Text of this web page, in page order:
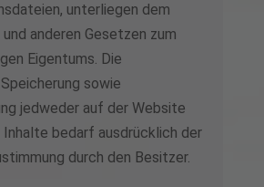
unterliegen dem
anderen Gesetzen zum
Eigentums. Die
sowie
jedweder auf der Website
bedarf ausdrücklich der
durch den Besitzer.